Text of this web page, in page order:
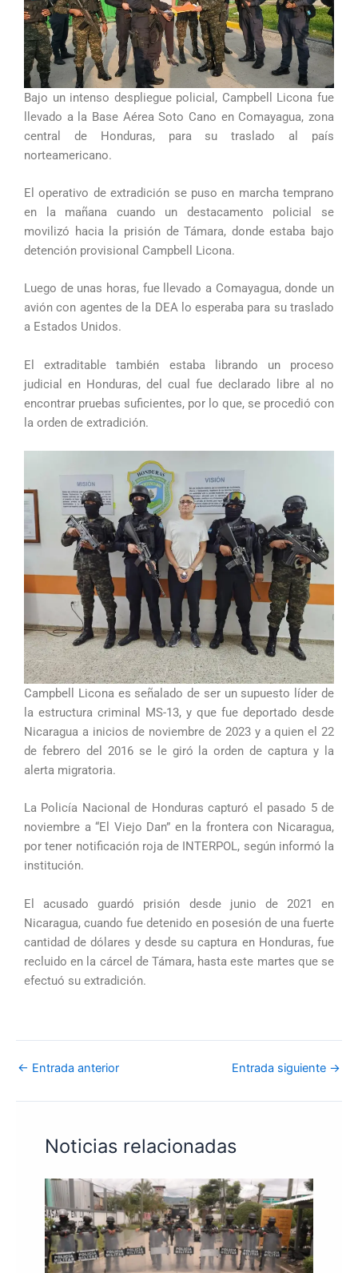
Bajo un intenso despliegue policial, Campbell Licona fue
llevado a la Base Aérea Soto Cano en Comayagua, zona
central de Honduras, para su traslado al país
norteamericano.
El operativo de extradición se puso en marcha temprano
en la mañana cuando un destacamento policial se
movilizó hacia la prisión de Támara, donde estaba bajo
detención provisional Campbell Licona.
Luego de unas horas, fue llevado a Comayagua, donde un
avión con agentes de la DEA lo esperaba para su traslado
a Estados Unidos.
El extraditable también estaba librando un proceso
judicial en Honduras, del cual fue declarado libre al no
encontrar pruebas suficientes, por lo que, se procedió con
la orden de extradición.
Campbell Licona es señalado de ser un supuesto líder de
la estructura criminal MS-13, y que fue deportado desde
Nicaragua a inicios de noviembre de 2023 y a quien el 22
de febrero del 2016 se le giró la orden de captura y la
alerta migratoria.
La Policía Nacional de Honduras capturó el pasado 5 de
noviembre a “El Viejo Dan” en la frontera con Nicaragua,
por tener notificación roja de INTERPOL, según informó la
institución.
El acusado guardó prisión desde junio de 2021 en
Nicaragua, cuando fue detenido en posesión de una fuerte
cantidad de dólares y desde su captura en Honduras, fue
recluido en la cárcel de Támara, hasta este martes que se
efectuó su extradición.
← Entrada anterior Entrada siguiente →
Noticias relacionadas